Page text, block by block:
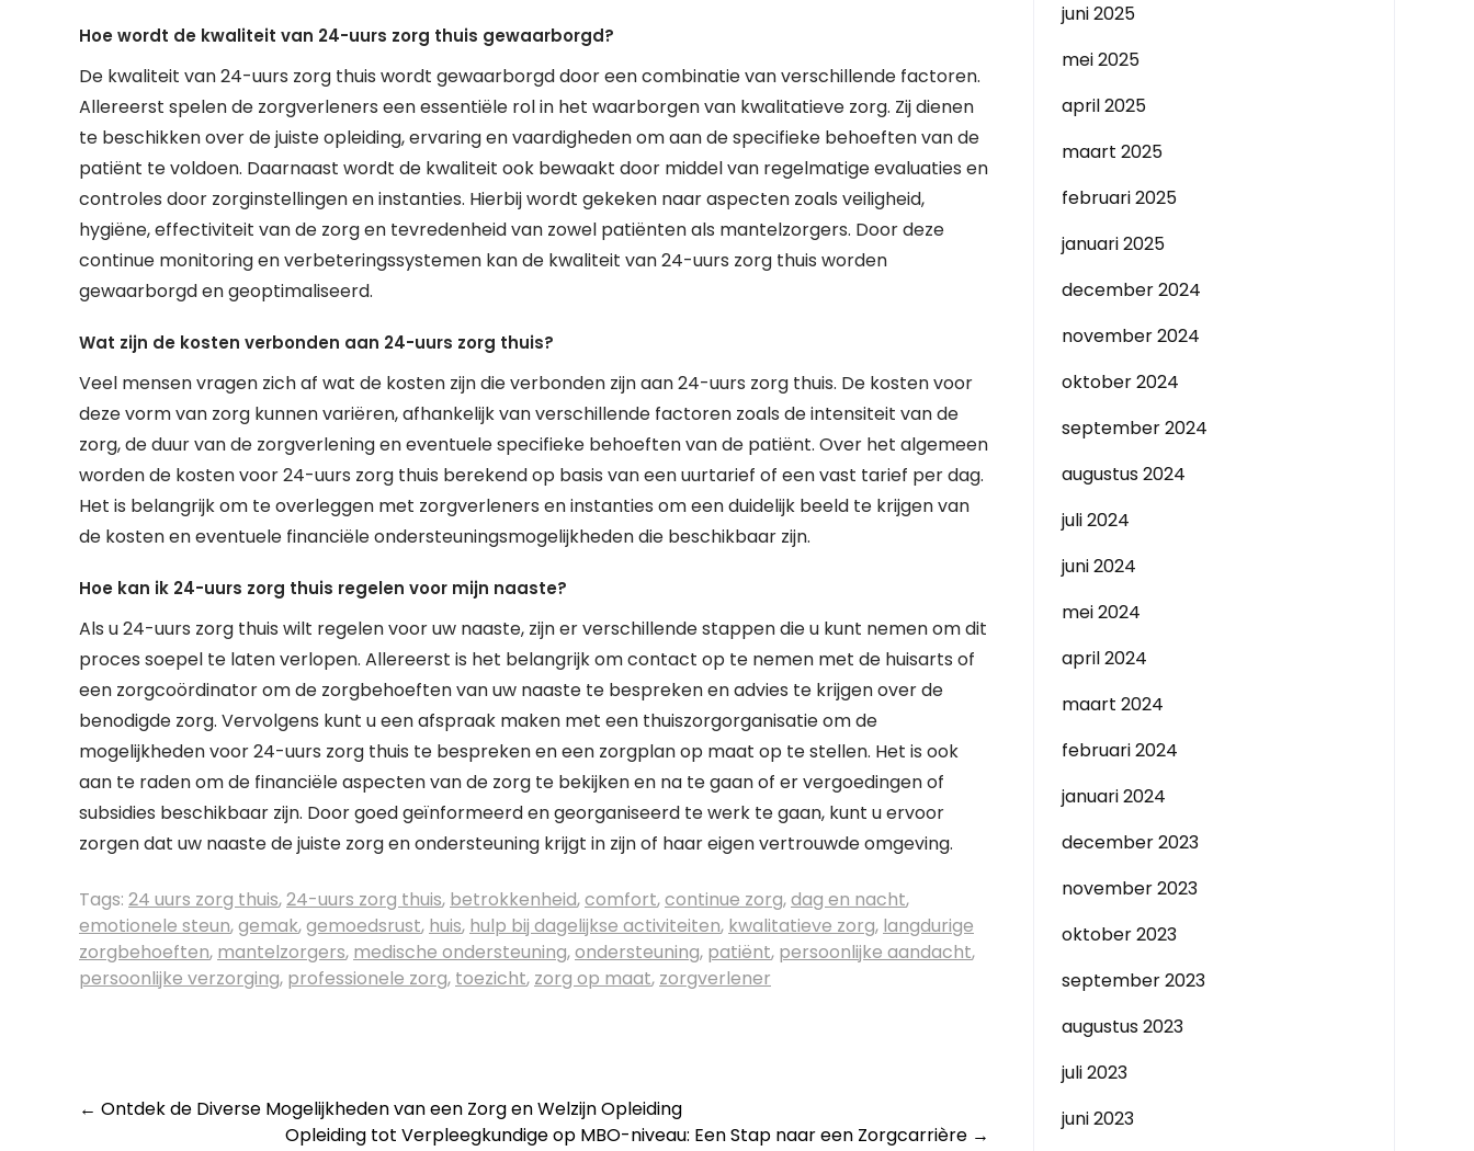
Hoe wordt de kwaliteit van 24-uurs zorg thuis gewaarborgd?
De kwaliteit van 24-uurs zorg thuis wordt gewaarborgd door een combinatie van verschillende factoren.
Allereerst spelen de zorgverleners een essentiële rol in het waarborgen van kwalitatieve zorg. Zij dienen
te beschikken over de juiste opleiding, ervaring en vaardigheden om aan de specifieke behoeften van de
patiënt te voldoen. Daarnaast wordt de kwaliteit ook bewaakt door middel van regelmatige evaluaties en
controles door zorginstellingen en instanties. Hierbij wordt gekeken naar aspecten zoals veiligheid,
hygiëne, effectiviteit van de zorg en tevredenheid van zowel patiënten als mantelzorgers. Door deze
continue monitoring en verbeteringssystemen kan de kwaliteit van 24-uurs zorg thuis worden
gewaarborgd en geoptimaliseerd.
Wat zijn de kosten verbonden aan 24-uurs zorg thuis?
Veel mensen vragen zich af wat de kosten zijn die verbonden zijn aan 24-uurs zorg thuis. De kosten voor
deze vorm van zorg kunnen variëren, afhankelijk van verschillende factoren zoals de intensiteit van de
zorg, de duur van de zorgverlening en eventuele specifieke behoeften van de patiënt. Over het algemeen
worden de kosten voor 24-uurs zorg thuis berekend op basis van een uurtarief of een vast tarief per dag.
Het is belangrijk om te overleggen met zorgverleners en instanties om een duidelijk beeld te krijgen van
de kosten en eventuele financiële ondersteuningsmogelijkheden die beschikbaar zijn.
Hoe kan ik 24-uurs zorg thuis regelen voor mijn naaste?
Als u 24-uurs zorg thuis wilt regelen voor uw naaste, zijn er verschillende stappen die u kunt nemen om dit
proces soepel te laten verlopen. Allereerst is het belangrijk om contact op te nemen met de huisarts of
een zorgcoördinator om de zorgbehoeften van uw naaste te bespreken en advies te krijgen over de
benodigde zorg. Vervolgens kunt u een afspraak maken met een thuiszorgorganisatie om de
mogelijkheden voor 24-uurs zorg thuis te bespreken en een zorgplan op maat op te stellen. Het is ook
aan te raden om de financiële aspecten van de zorg te bekijken en na te gaan of er vergoedingen of
subsidies beschikbaar zijn. Door goed geïnformeerd en georganiseerd te werk te gaan, kunt u ervoor
zorgen dat uw naaste de juiste zorg en ondersteuning krijgt in zijn of haar eigen vertrouwde omgeving.
Tags: 24 uurs zorg thuis,24-uurs zorg thuis, betrokkenheid,comfort,continue zorg,dag en nacht,
emotionele steun,gemak,gemoedsrust, huis, hulp bij dagelijkse activiteiten, kwalitatieve zorg, langdurige
zorgbehoeften, mantelzorgers, medische ondersteuning,ondersteuning, patiënt, persoonlijke aandacht,
persoonlijke verzorging, professionele zorg, toezicht, zorg op maat, zorgverlener
Post
← Ontdek de Diverse Mogelijkheden van een Zorg en Welzijn Opleiding
Opleiding tot Verpleegkundige op MBO-niveau: Een Stap naar een Zorgcarrière →
juni 2025
mei 2025
april 2025
maart 2025
februari 2025
januari 2025
december 2024
november 2024
oktober 2024
september 2024
augustus 2024
juli 2024
juni 2024
mei 2024
april 2024
maart 2024
februari 2024
januari 2024
december 2023
november 2023
oktober 2023
september 2023
augustus 2023
juli 2023
juni 2023